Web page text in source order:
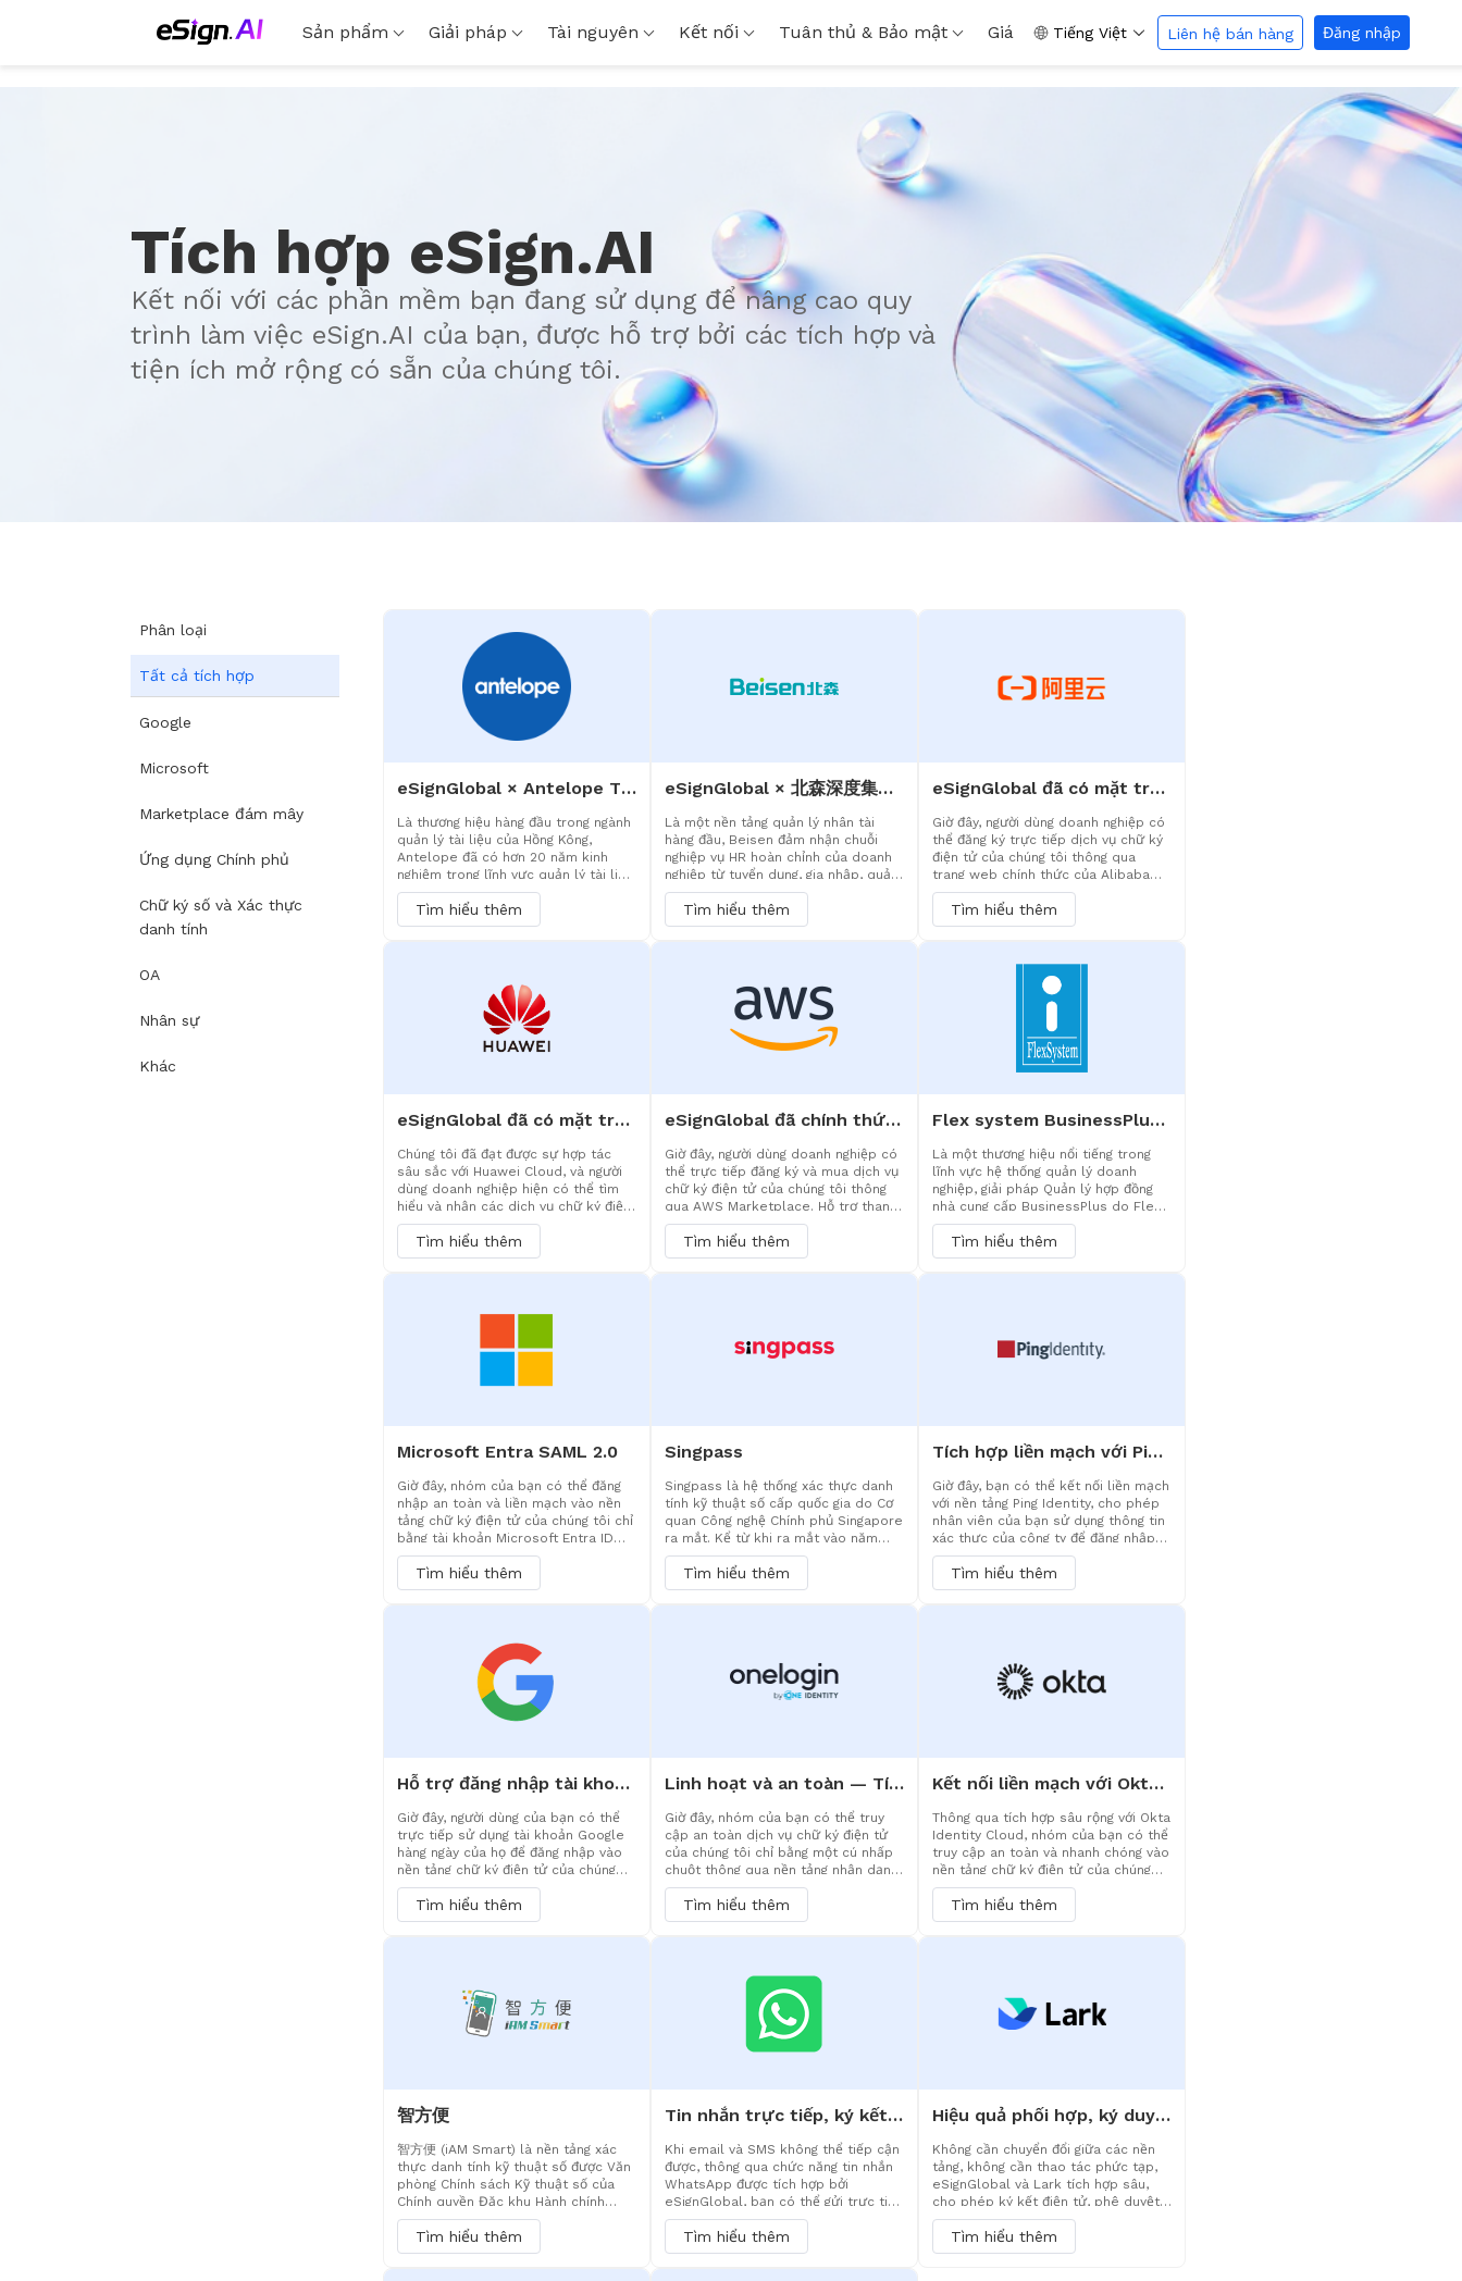
Sản phẩm Giải pháp Tài nguyên Kết nối Tuân thủ & Bảo mật Giá Tiếng Việt Liên hệ bán hàng Đăng nhập
Tích hợp eSign.AI
Kết nối với các phần mềm bạn đang sử dụng để nâng cao quy
trình làm việc eSign.AI của bạn, được hỗ trợ bởi các tích hợp và
tiện ích mở rộng có sẵn của chúng tôi.
Phân loại
Tất cả tích hợp
Google
Microsoft
Marketplace đám mây
Ứng dụng Chính phủ
Chữ ký số và Xác thực
danh tính
OA
Nhân sự
Khác
eSignGlobal × Antelope Tích hợp sâu, định hình lại toàn bộ vòng đời hợp đồng
Là thương hiệu hàng đầu trong ngành
quản lý tài liệu của Hồng Kông,
Antelope đã có hơn 20 năm kinh
nghiệm trong lĩnh vực quản lý tài liệu
và tự động hóa quy trình nghiệp vụ,
xây dựng hệ thống quản lý toàn bộ
vòng đời bao gồm tạo, phê duyệt,
cộng tác, lưu trữ và gia hạn hợp đồng,
pháp được hỗ trợ bởi AI tạo sinh và
chứng nhận an ninh thông tin ISO/EC
27001, 27017, Antelope đã trở thành
trụ cột cốt lõi cho quá trình chuyển
Tìm hiểu thêm
eSignGlobal × 北森深度集成，重塑 HR 电子签体验
Là một nền tảng quản lý nhân tài
hàng đầu, Beisen đảm nhận chuỗi
nghiệp vụ HR hoàn chỉnh của doanh
nghiệp từ tuyển dụng, gia nhập, quản
lý tại chỗ đến thôi việc.
Tìm hiểu thêm
eSignGlobal đã có mặt trên thị trường Alibaba Cloud
Giờ đây, người dùng doanh nghiệp có
thể đăng ký trực tiếp dịch vụ chữ ký
điện tử của chúng tôi thông qua
trang web chính thức của Alibaba
Cloud, tận hưởng sự tiện lợi của việc
mua sắm trực tuyến và thanh toán
hóa đơn thống nhất. Dựa trên sự hỗ
trợ mạnh mẽ của trung tâm dữ liệu
bản địa của Alibaba Cloud tại Trung
Quốc, chúng tôi đảm bảo an toàn dữ
liệu kinh doanh và truy cập hiệu quả.
Tìm hiểu thêm
eSignGlobal đã có mặt trên Chợ đám mây Huawei
Chúng tôi đã đạt được sự hợp tác
sâu sắc với Huawei Cloud, và người
dùng doanh nghiệp hiện có thể tìm
hiểu và nhận các dịch vụ chữ ký điện
tử của chúng tôi thông qua Chợ đám
mây Huawei. Để đảm bảo trải nghiệm
dịch vụ tốt nhất, chúng tôi cung cấp
các giải pháp cấp doanh nghiệp tùy
Tìm hiểu thêm
eSignGlobal đã chính thức có mặt trên AWS Marketplace
Giờ đây, người dùng doanh nghiệp có
thể trực tiếp đăng ký và mua dịch vụ
chữ ký điện tử của chúng tôi thông
qua AWS Marketplace. Hỗ trợ thanh
toán thống nhất với hóa đơn AWS và
dựa trên việc triển khai gốc của
chúng tôi tại trung tâm dữ liệu AWS
Frankfurt, đảm bảo tuân thủ dữ liệu
Tìm hiểu thêm
Flex system BusinessPlus Quản lý hợp đồng nhà cung cấp: AI+eSign tái định hình trải nghiệm cộng tác tuân thủ hiệu quả
Là một thương hiệu nổi tiếng trong
lĩnh vực hệ thống quản lý doanh
nghiệp, giải pháp Quản lý hợp đồng
nhà cung cấp BusinessPlus do Flex
system ra mắt, với cốt lõi là “Trao
quyền thông minh AI + Tích hợp chữ
ký điện tử tuân thủ”, đã xây dựng một
hệ thống quản lý khép kín toàn diện
Tìm hiểu thêm
Microsoft Entra SAML 2.0
Giờ đây, nhóm của bạn có thể đăng
nhập an toàn và liền mạch vào nền
tảng chữ ký điện tử của chúng tôi chỉ
bằng tài khoản Microsoft Entra ID
(trước đây là Azure AD) của doanh
nghiệp. Điều này không chỉ loại bỏ sự
phức tạp của việc quản lý mật khẩu
bổ sung mà còn thực thi các chính
thức bảo mật cấp doanh nghiệp,
giúp quy trình ký kết vừa hiệu quả
vừa tuân thủ.
Tìm hiểu thêm
Singpass
Singpass là hệ thống xác thực danh
tính kỹ thuật số cấp quốc gia do Cơ
quan Công nghệ Chính phủ Singapore
ra mắt. Kể từ khi ra mắt vào năm
2003, nó đã trở thành nền tảng tin
cậy để cư dân Singapore truy cập
các dịch vụ của chính phủ và doanh
nghiệp. Nó không chỉ cung cấp chức
tích hợp đầy đủ chức năng đăng nhập
và xác minh danh tính của Singpass,
Tìm hiểu thêm
Tích hợp liền mạch với Ping Identity để có được đăng nhập một lần mạnh mẽ
Giờ đây, bạn có thể kết nối liền mạch
với nền tảng Ping Identity, cho phép
nhân viên của bạn sử dụng thông tin
xác thực của công ty để đăng nhập
vào hệ thống chữ ký điện tử một
cách an toàn và thuận tiện. Dựa trên
khả năng bảo mật danh tính cấp
doanh nghiệp mạnh mẽ của Ping, hãy
Tìm hiểu thêm
Hỗ trợ đăng nhập tài khoản Google phổ biến toàn cầu
Giờ đây, người dùng của bạn có thể
trực tiếp sử dụng tài khoản Google
hàng ngày của họ để đăng nhập vào
nền tảng chữ ký điện tử của chúng
tôi một cách an toàn và nhanh
chóng. Điều này giúp đơn giản hóa
đáng kể quy trình đăng ký và đăng
nhập, giảm rào cản sử dụng, tăng tỷ
người dùng cá nhân rộng rãi hoặc các
nhóm linh hoạt.
Tìm hiểu thêm
Linh hoạt và an toàn — Tích hợp liền mạch với OneLogin, đơn giản hóa việc truy cập ứng dụng đám mây
Giờ đây, nhóm của bạn có thể truy
cập an toàn dịch vụ chữ ký điện tử
của chúng tôi chỉ bằng một cú nhấp
chuột thông qua nền tảng nhận dạng
OneLogin. Điều này không chỉ đơn
giản hóa các bước đăng nhập mà còn
bảo vệ mọi chữ ký điện tử thông qua
quản lý chính sách bảo mật tập
hảo giữa bảo mật và hiệu quả.
Tìm hiểu thêm
Kết nối liền mạch với Okta, đơn giản hóa quản lý danh tính, tăng cường bảo mật ký kết
Thông qua tích hợp sâu rộng với Okta
Identity Cloud, nhóm của bạn có thể
truy cập an toàn và nhanh chóng vào
nền tảng chữ ký điện tử của chúng
tôi trực tiếp từ cổng Okta. Điều này
không chỉ loại bỏ gánh nặng quản lý
mật khẩu mà còn đảm bảo quy trình
ký kết tuân thủ các tiêu chuẩn an
Tìm hiểu thêm
智方便
智方便 (iAM Smart) là nền tảng xác
thực danh tính kỹ thuật số được Văn
phòng Chính sách Kỹ thuật số của
Chính quyền Đặc khu Hành chính
Hồng Kông ra mắt chính thức vào
tháng 12 năm 2020. Nền tảng này
cung cấp bốn chức năng cốt lõi: xác
thực danh tính, tự động điền biểu
Tìm hiểu thêm
Tin nhắn trực tiếp, ký kết không lo lắng - Hiện đã tích hợp chức năng thông báo WhatsApp
Khi email và SMS không thể tiếp cận
được, thông qua chức năng tin nhắn
WhatsApp được tích hợp bởi
eSignGlobal, bạn có thể gửi trực tiếp
liên kết ký kết và thông báo đến
WhatsApp mà người dùng thường sử
dụng. Hỗ trợ nội dung đa phương tiện,
hiệu quả chi phí cao hơn, cải thiện
Tìm hiểu thêm
Hiệu quả phối hợp, ký duyệt an toàn - Tích hợp liền mạch eSignGlobal và Lark
Không cần chuyển đổi giữa các nền
tảng, không cần thao tác phức tạp,
eSignGlobal và Lark tích hợp sâu,
cho phép ký kết điện tử, phê duyệt
và quản lý hợp đồng hoàn thành hiệu
quả trong Lark, tạo ra giải pháp ký
kết số thông minh hơn, an toàn hơn
Tìm hiểu thêm